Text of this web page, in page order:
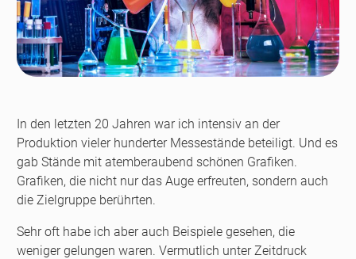
In den letzten 20 Jahren war ich intensiv an der
Produktion vieler hunderter Messestände beteiligt. Und es
gab Stände mit atemberaubend schönen Grafiken.
Grafiken, die nicht nur das Auge erfreuten, sondern auch
die Zielgruppe berührten.
Sehr oft habe ich aber auch Beispiele gesehen, die
weniger gelungen waren. Vermutlich unter Zeitdruck